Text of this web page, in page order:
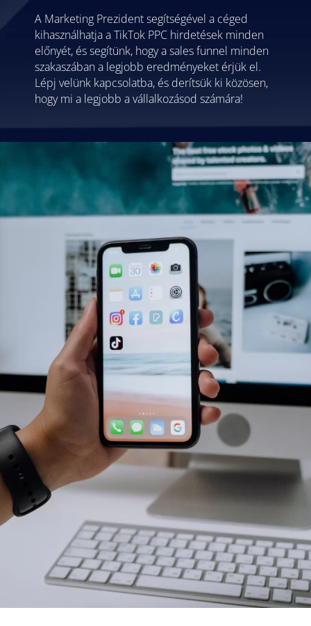
A Marketing Prezident segítségével a céged
kihasználhatja a TikTok PPC hirdetések minden
előnyét, és segítünk, hogy a sales funnel minden
szakaszában a legjobb eredményeket érjük el.
Lépj velünk kapcsolatba, és derítsük ki közösen,
hogy mi a legjobb a vállalkozásod számára!